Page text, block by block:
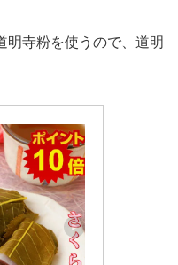
明寺粉を使うので、道明